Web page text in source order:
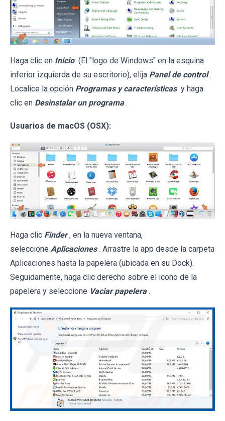
Haga clic en Inicio (El "logo de Windows" en la esquina
inferior izquierda de su escritorio), elija Panel de control .
Localice la opción Programas y características y haga
clic en Desinstalar un programa .
Usuarios de macOS (OSX):
Haga clic Finder , en la nueva ventana,
seleccione Aplicaciones . Arrastre la app desde la carpeta
Aplicaciones hasta la papelera (ubicada en su Dock).
Seguidamente, haga clic derecho sobre el icono de la
papelera y seleccione Vaciar papelera .